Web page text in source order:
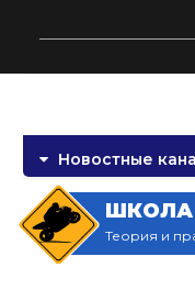
Новостные
ШКОЛА
Теория и